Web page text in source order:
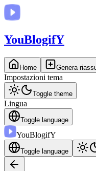
YouBlogifY
Home Genera
Impostazioni tema
Toggle theme
Lingua
Toggle language
YouBlogifY
Toggle language